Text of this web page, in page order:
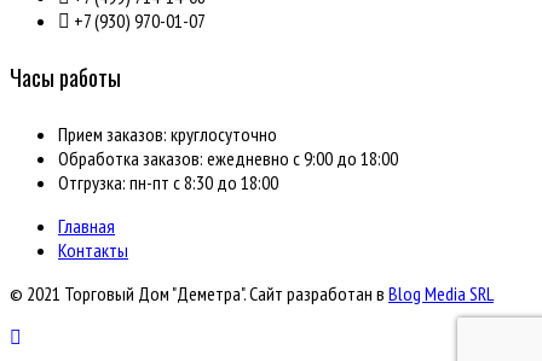
+7 (930) 970-01-07
Часы работы
Прием заказов: круглосуточно
Обработка заказов: ежедневно с 9:00 до 18:00
Отгрузка: пн-пт с 8:30 до 18:00
Главная
Контакты
© 2021 Торговый Дом "Деметра". Сайт разработан в Blog Media SRL